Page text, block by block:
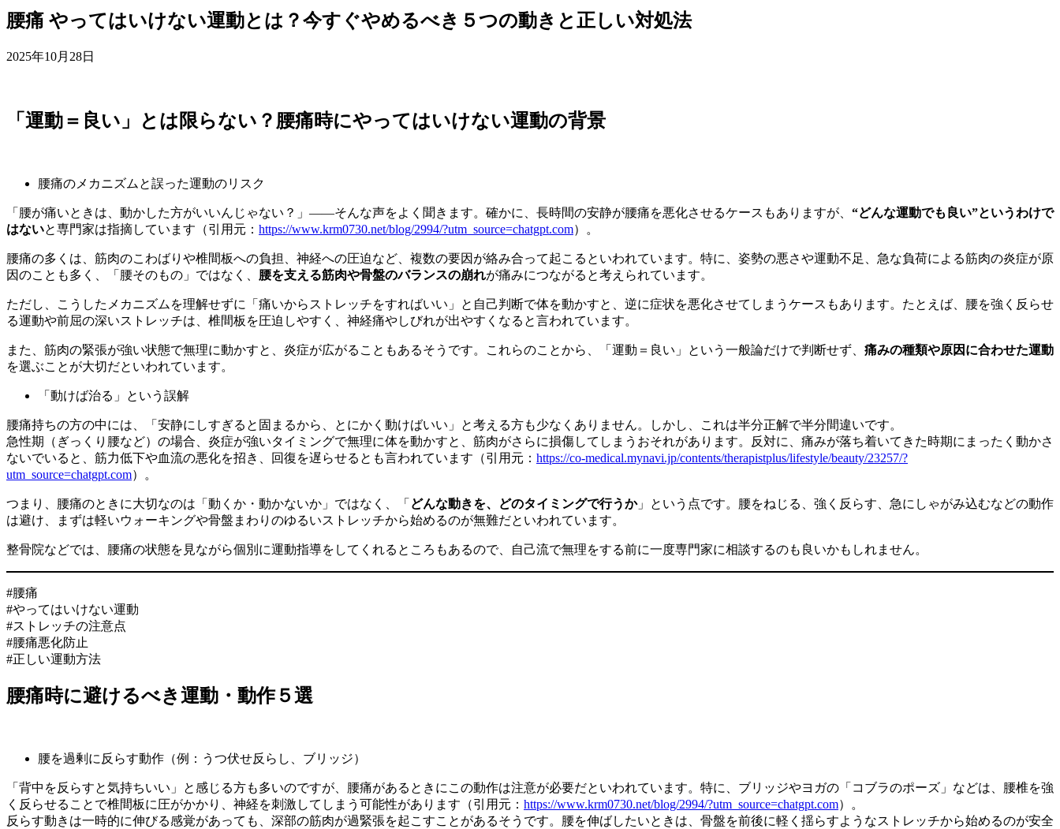
腰痛 やってはいけない運動とは？今すぐやめるべき５つの動きと正しい対処法
2025年10月28日
「運動＝良い」とは限らない？腰痛時にやってはいけない運動の背景
腰痛のメカニズムと誤った運動のリスク
「腰が痛いときは、動かした方がいいんじゃない？」——そんな声をよく聞きます。確かに、長時間の安静が腰痛を悪化させるケースもありますが、 “どんな運動でも良い”というわけで
はないと専門家は指摘しています（引用元： https://www.krm0730.net/blog/2994/?utm_source=chatgpt.com）。
腰痛の多くは、筋肉のこわばりや椎間板への負担、神経への圧迫など、複数の要因が絡み合って起こるといわれています。特に、姿勢の悪さや運動不足、急な負荷による筋肉の炎症が原
因のことも多く、「腰そのもの」ではなく、 腰を支える筋肉や骨盤のバランスの崩れが痛みにつながると考えられています。
ただし、こうしたメカニズムを理解せずに「痛いからストレッチをすればいい」と自己判断で体を動かすと、逆に症状を悪化させてしまうケースもあります。たとえば、腰を強く反らせ
る運動や前屈の深いストレッチは、椎間板を圧迫しやすく、神経痛やしびれが出やすくなると言われています。
また、筋肉の緊張が強い状態で無理に動かすと、炎症が広がることもあるそうです。これらのことから、「運動＝良い」という一般論だけで判断せず、 痛みの種類や原因に合わせた運動
を選ぶことが大切だといわれています。
「動けば治る」という誤解
腰痛持ちの方の中には、「安静にしすぎると固まるから、とにかく動けばいい」と考える方も少なくありません。しかし、これは半分正解で半分間違いです。
急性期（ぎっくり腰など）の場合、炎症が強いタイミングで無理に体を動かすと、筋肉がさらに損傷してしまうおそれがあります。反対に、痛みが落ち着いてきた時期にまったく動かさ
ないでいると、筋力低下や血流の悪化を招き、回復を遅らせるとも言われています（引用元： https://co-medical.mynavi.jp/contents/therapistplus/lifestyle/beauty/23257/?
utm_source=chatgpt.com）。
つまり、腰痛のときに大切なのは「動くか・動かないか」ではなく、「 どんな動きを、どのタイミングで行うか」という点です。腰をねじる、強く反らす、急にしゃがみ込むなどの動作
は避け、まずは軽いウォーキングや骨盤まわりのゆるいストレッチから始めるのが無難だといわれています。
整骨院などでは、腰痛の状態を見ながら個別に運動指導をしてくれるところもあるので、自己流で無理をする前に一度専門家に相談するのも良いかもしれません。
#腰痛
#やってはいけない運動
#ストレッチの注意点
#腰痛悪化防止
#正しい運動方法
腰痛時に避けるべき運動・動作５選
腰を過剰に反らす動作（例：うつ伏せ反らし、ブリッジ）
「背中を反らすと気持ちいい」と感じる方も多いのですが、腰痛があるときにこの動作は注意が必要だといわれています。特に、ブリッジやヨガの「コブラのポーズ」などは、腰椎を強
く反らせることで椎間板に圧がかかり、神経を刺激してしまう可能性があります（引用元： https://www.krm0730.net/blog/2994/?utm_source=chatgpt.com）。
反らす動きは一時的に伸びる感覚があっても、深部の筋肉が過緊張を起こすことがあるそうです。腰を伸ばしたいときは、骨盤を前後に軽く揺らすようなストレッチから始めるのが安全